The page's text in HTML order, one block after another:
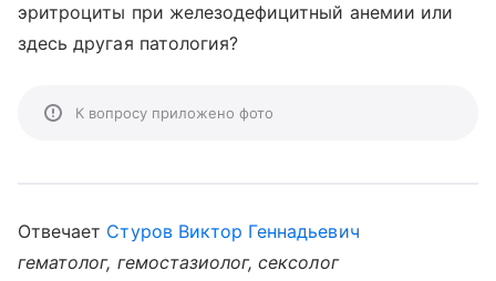
эритроциты при железодефицитный анемии или
здесь другая патология?
К вопросу приложено фото
Отвечает Стуров Виктор Геннадьевич
гематолог, гемостазиолог, сексолог